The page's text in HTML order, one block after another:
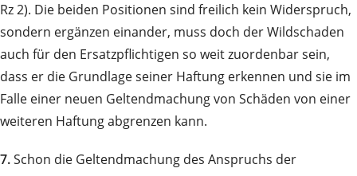
Rz 2). Die beiden Positionen sind freilich kein Widerspruch,
sondern ergänzen einander, muss doch der Wildschaden
auch für den Ersatzpflichtigen so weit zuordenbar sein,
dass er die Grundlage seiner Haftung erkennen und sie im
Falle einer neuen Geltendmachung von Schäden von einer
weiteren Haftung abgrenzen kann.
7.Schon die Geltendmachung des Anspruchs der